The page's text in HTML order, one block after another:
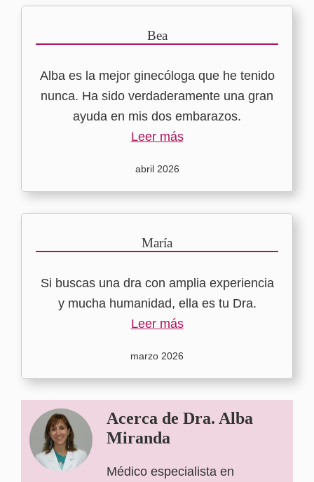
Bea
Alba es la mejor ginecóloga que he tenido
nunca. Ha sido verdaderamente una gran
ayuda en mis dos embarazos.
Leer más
abril 2026
María
Si buscas una dra con amplia experiencia
y mucha humanidad, ella es tu Dra.
Leer más
marzo 2026
Acerca de Dra. Alba
Miranda
Médico especialista en